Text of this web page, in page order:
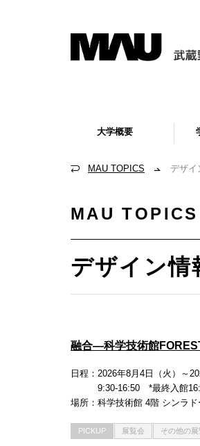
大学概要
MAU TOPICS デザイ
MAU TOPICS
デザイン情
融合―科学技術館
日程
2026年8月4日（火）～
9:30-16:50 *最終入館
場所
科学技術館 4階 シンラド
PICKUP 展覧会 その他の展